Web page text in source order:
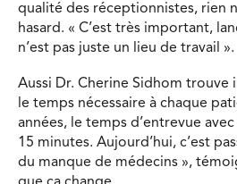
qualité des réceptionnistes, rien
hasard. « C’est très important,
n’est pas juste un lieu de travail ».
Aussi Dr. Cherine Sidhom trouve
le temps nécessaire à chaque
années, le temps d’entrevue
15 minutes. Aujourd’hui, c’est
du manque de médecins »,